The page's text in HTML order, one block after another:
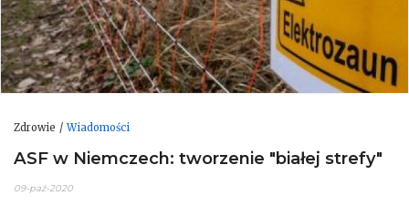
Zdrowie Wiadomości
ASF w Niemczech: tworzenie "białej strefy"
09-paź-2020